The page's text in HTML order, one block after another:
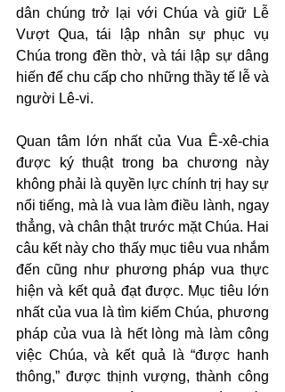
dân chúng trở lại với Chúa và giữ Lễ
Vượt Qua, tái lập nhân sự phục vụ
Chúa trong đền thờ, và tái lập sự dâng
hiến để chu cấp cho những thầy tế lễ và
người Lê-vi.
Quan tâm lớn nhất của Vua Ê-xê-chia
được ký thuật trong ba chương này
không phải là quyền lực chính trị hay sự
nổi tiếng, mà là vua làm điều lành, ngay
thẳng, và chân thật trước mặt Chúa. Hai
câu kết này cho thấy mục tiêu vua nhắm
đến cũng như phương pháp vua thực
hiện và kết quả đạt được. Mục tiêu lớn
nhất của vua là tìm kiếm Chúa, phương
pháp của vua là hết lòng mà làm công
việc Chúa, và kết quả là “được hanh
thông,” được thịnh vượng, thành công